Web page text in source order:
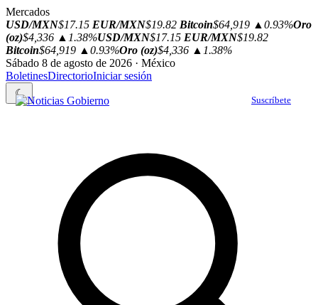
Mercados
USD/MXN$17.15 EUR/MXN$19.82 Bitcoin$64,919 ▲0.93%Oro
(oz)$4,336 ▲1.38%USD/MXN$17.15 EUR/MXN$19.82
Bitcoin$64,919 ▲0.93%Oro (oz)$4,336 ▲1.38%
Sábado 8 de agosto de 2026 · México
BoletinesDirectorioIniciar sesión
☾
Suscríbete